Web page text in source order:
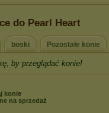
do Pearl Heart
boski Pozostałe konie
by przeglądać konie!
konie
na sprzedaż